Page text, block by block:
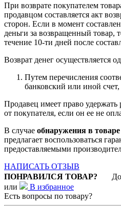
При возврате покупателем
продавцом составляется акт
сторон. Если в момент
деньги за возвращенный товар,
течение 10-ти дней после
Возврат денег осуществляется
Путем перечисления
банковский или иной
Продавец имеет право удержать
от покупателя, если он ее не
В случае обнаружения в товаре
предлагает воспользоваться
предоставляемыми
НАПИСАТЬ ОТЗЫВ
ПОНРАВИЛСЯ ТОВАР?
или
В избранное
Есть вопросы по товару?